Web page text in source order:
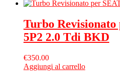
Turbo Revisionato
5P2 2.0 Tdi BKD
€350.00
Aggiungi al carrello